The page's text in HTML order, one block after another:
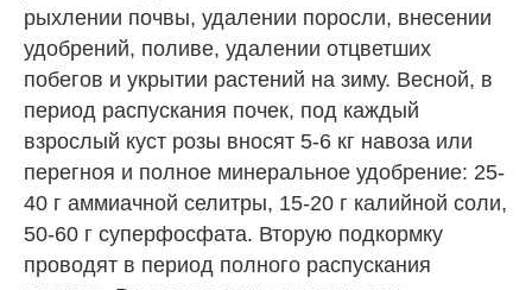
рыхлении почвы, удалении поросли, внесении
удобрений, поливе, удалении отцветших
побегов и укрытии растений на зиму. Весной, в
период распускания почек, под каждый
взрослый куст розы вносят 5-6 кг навоза или
перегноя и полное минеральное удобрение: 25-
40 г аммиачной селитры, 15-20 г калийной соли,
50-60 г суперфосфата. Вторую подкормку
проводят в период полного распускания